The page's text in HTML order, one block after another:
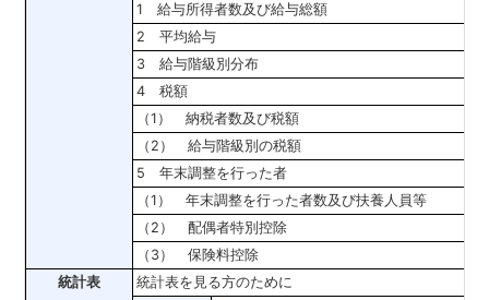
1 給与所得者数及び給与総額
2 平均給与
3 給与階級別分布
4 税額
（1） 納税者数及び税額
（2） 給与階級別の税額
5 年末調整を行った者
（1） 年末調整を行った者数及び扶養人員等
（2） 配偶者特別控除
（3） 保険料控除
統計表
統計表を見る方のために